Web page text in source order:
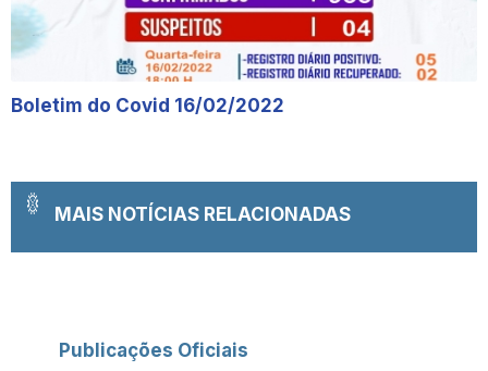
Boletim do Covid 16/02/2022
MAIS NOTÍCIAS RELACIONADAS
Publicações Oficiais